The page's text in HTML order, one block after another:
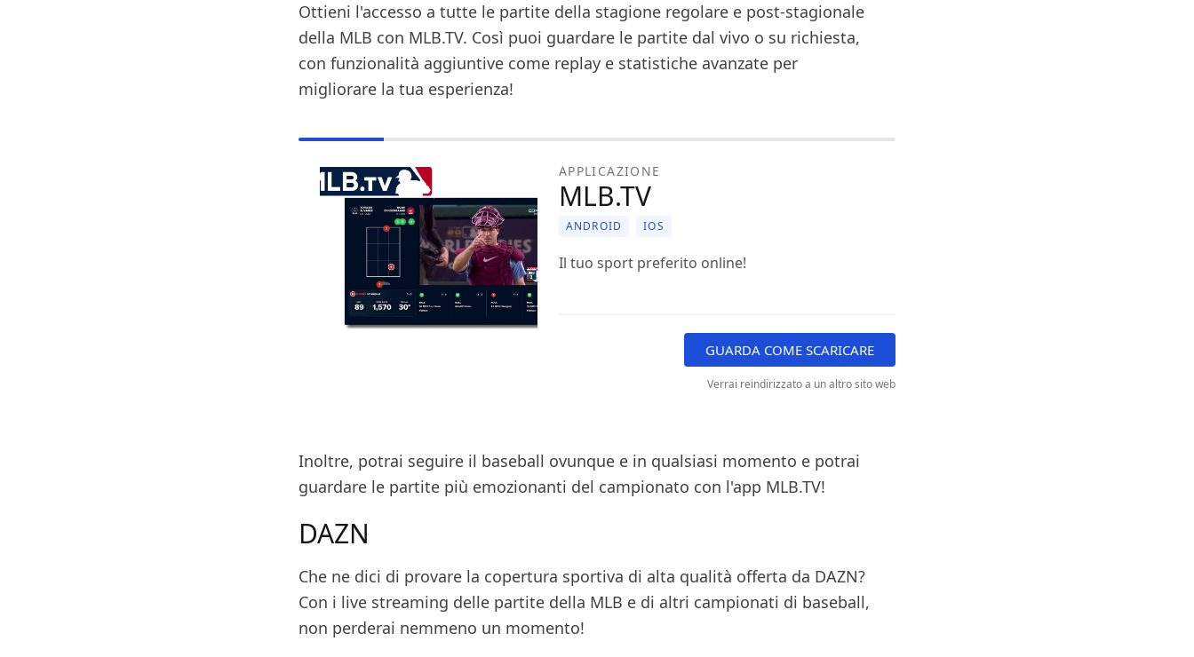
Ottieni l'accesso a tutte le partite della stagione regolare e post-stagionale
della MLB con MLB.TV. Così puoi guardare le partite dal vivo o su richiesta,
con funzionalità aggiuntive come replay e statistiche avanzate per
migliorare la tua esperienza!
APPLICAZIONE
MLB.TV
ANDROID IOS
Il tuo sport preferito online!
GUARDA COME SCARICARE
Verrai reindirizzato a un altro sito web
Inoltre, potrai seguire il baseball ovunque e in qualsiasi momento e potrai
guardare le partite più emozionanti del campionato con l'app MLB.TV!
DAZN
Che ne dici di provare la copertura sportiva di alta qualità offerta da DAZN?
Con i live streaming delle partite della MLB e di altri campionati di baseball,
non perderai nemmeno un momento!